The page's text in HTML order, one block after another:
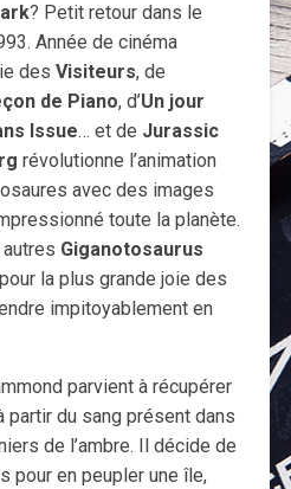
? Petit retour dans le
Année de cinéma
des Visiteurs, de
de Piano, d’Un jour
Issue… et de Jurassic
révolutionne l’animation
avec des images
toute la planète.
Giganotosaurus
la plus grande joie des
impitoyablement en
parvient à récupérer
partir du sang présent dans
de l’ambre. Il décide de
pour en peupler une île,